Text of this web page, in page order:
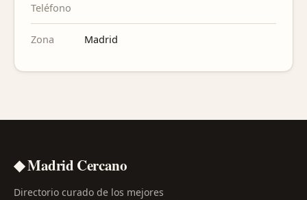
Teléfono
Zona Madrid
◆ Madrid Cercano
Directorio curado de los mejores